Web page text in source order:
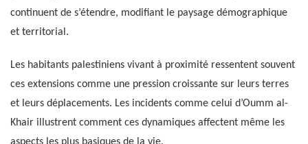
continuent de s’étendre, modifiant le paysage démographique
et territorial.
Les habitants palestiniens vivant à proximité ressentent souvent
ces extensions comme une pression croissante sur leurs terres
et leurs déplacements. Les incidents comme celui d’Oumm al-
Khair illustrent comment ces dynamiques affectent même les
aspects les plus basiques de la vie.